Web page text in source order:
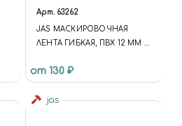
Арт. 63262
JAS МАСКИРОВОЧНАЯ
ЛЕНТА ГИБКАЯ, ПВХ 12 ММ Х
от 130 ₽
jas